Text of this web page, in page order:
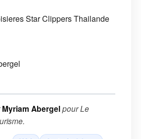
Star ClippersThailande
Myriam AbergelpourLe
.